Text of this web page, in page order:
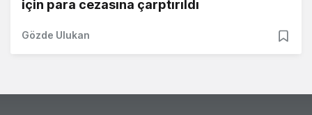
için para cezasına çarptırıldı
Gözde Ulukan